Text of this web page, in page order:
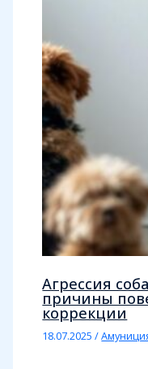
Агрессия
причины
коррекции
18.07.2025/